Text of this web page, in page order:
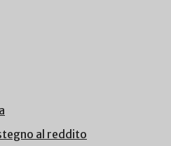
al reddito